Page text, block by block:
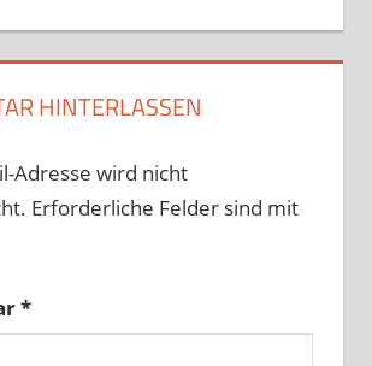
HINTERLASSEN
Adresse wird nicht
Erforderliche Felder sind mit
*